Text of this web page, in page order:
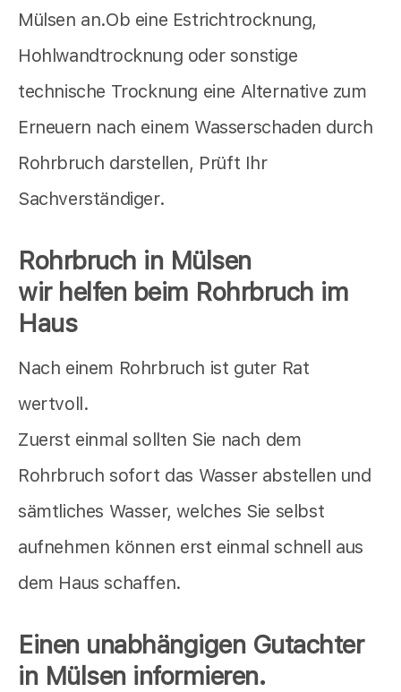
Mülsen an.Ob eine Estrichtrocknung,
Hohlwandtrocknung oder sonstige
technische Trocknung eine Alternative zum
Erneuern nach einem Wasserschaden durch
Rohrbruch darstellen, Prüft Ihr
Sachverständiger.
Rohrbruch in Mülsen
wir helfen beim Rohrbruch im
Haus
Nach einem Rohrbruch ist guter Rat
wertvoll.
Zuerst einmal sollten Sie nach dem
Rohrbruch sofort das Wasser abstellen und
sämtliches Wasser, welches Sie selbst
aufnehmen können erst einmal schnell aus
dem Haus schaffen.
Einen unabhängigen Gutachter
in Mülsen informieren.